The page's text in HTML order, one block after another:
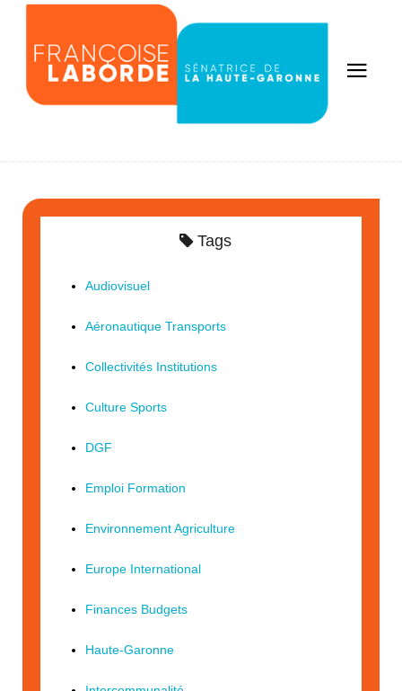
Tags
Audiovisuel
Aéronautique Transports
Collectivités Institutions
Culture Sports
DGF
Emploi Formation
Environnement Agriculture
Europe International
Finances Budgets
Haute-Garonne